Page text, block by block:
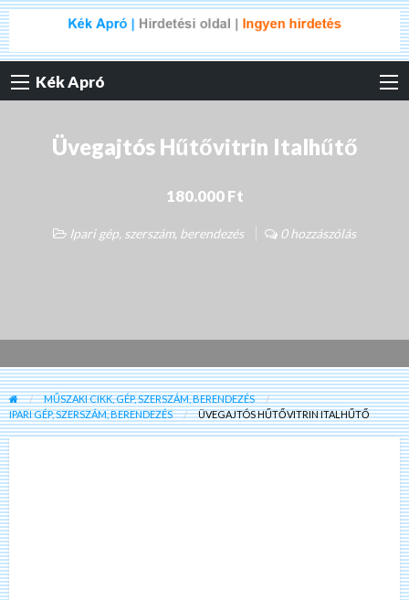
Kék Apró
Üvegajtós Hűtővitrin Italhűtő
180.000 Ft
Ipari gép, szerszám, berendezés 0 hozzászólás
MŰSZAKI CIKK, GÉP, SZERSZÁM, BERENDEZÉS
IPARI GÉP, SZERSZÁM, BERENDEZÉS
ÜVEGAJTÓS HŰTŐVITRIN ITALHŰTŐ